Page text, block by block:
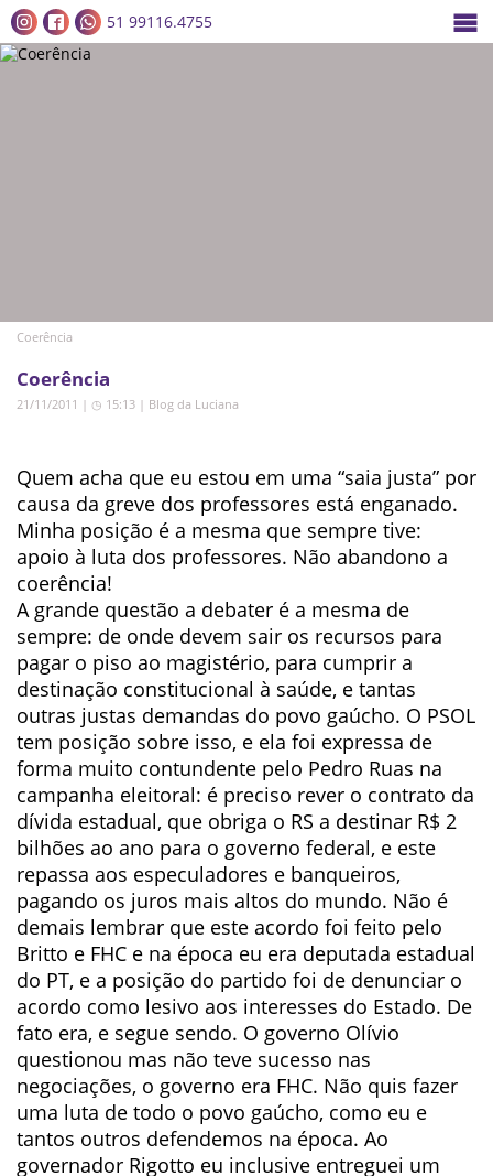
51 99116.4755
Coerência
Coerência
21/11/2011 | ◷ 15:13 | Blog da Luciana
Quem acha que eu estou em uma “saia justa” por
causa da greve dos professores está enganado.
Minha posição é a mesma que sempre tive:
apoio à luta dos professores. Não abandono a
coerência!
A grande questão a debater é a mesma de
sempre: de onde devem sair os recursos para
pagar o piso ao magistério, para cumprir a
destinação constitucional à saúde, e tantas
outras justas demandas do povo gaúcho. O PSOL
tem posição sobre isso, e ela foi expressa de
forma muito contundente pelo Pedro Ruas na
campanha eleitoral: é preciso rever o contrato da
dívida estadual, que obriga o RS a destinar R$ 2
bilhões ao ano para o governo federal, e este
repassa aos especuladores e banqueiros,
pagando os juros mais altos do mundo. Não é
demais lembrar que este acordo foi feito pelo
Britto e FHC e na época eu era deputada estadual
do PT, e a posição do partido foi de denunciar o
acordo como lesivo aos interesses do Estado. De
fato era, e segue sendo. O governo Olívio
questionou mas não teve sucesso nas
negociações, o governo era FHC. Não quis fazer
uma luta de todo o povo gaúcho, como eu e
tantos outros defendemos na época. Ao
governador Rigotto eu inclusive entreguei um